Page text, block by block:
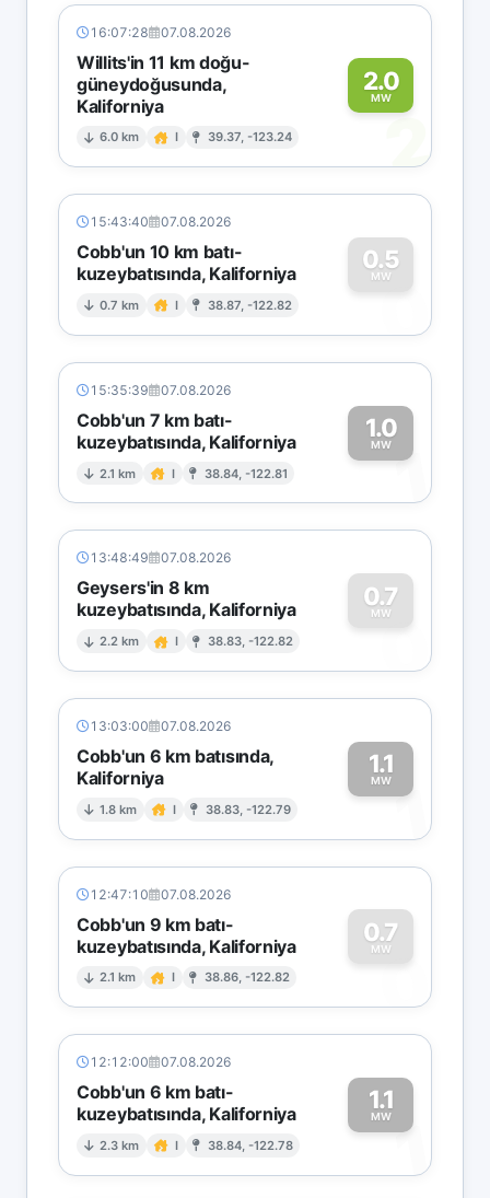
16:07:28 07.08.2026
Willits'in 11 km doğu-
güneydoğusunda,
Kaliforniya
6.0 km I 39.37, -123.24
2.0
MW
2
15:43:40 07.08.2026
Cobb'un 10 km batı-
kuzeybatısında, Kaliforniya
0.7 km I 38.87, -122.82
0.5
MW
0
15:35:39 07.08.2026
Cobb'un 7 km batı-
kuzeybatısında, Kaliforniya
2.1 km I 38.84, -122.81
1.0
MW1
13:48:49 07.08.2026
Geysers'in 8 km
kuzeybatısında, Kaliforniya
2.2 km I 38.83, -122.82
0.7
MW
0
13:03:00 07.08.2026
Cobb'un 6 km batısında,
Kaliforniya
1.8 km I 38.83, -122.79
1.1
MW1
12:47:10 07.08.2026
Cobb'un 9 km batı-
kuzeybatısında, Kaliforniya
2.1 km I 38.86, -122.82
0.7
MW
0
12:12:00 07.08.2026
Cobb'un 6 km batı-
kuzeybatısında, Kaliforniya
2.3 km I 38.84, -122.78
1.1
MW1